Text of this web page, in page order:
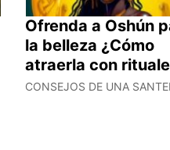
Ofrenda a Oshún
la belleza ¿Cómo
atraerla con
CONSEJOS DE UNA